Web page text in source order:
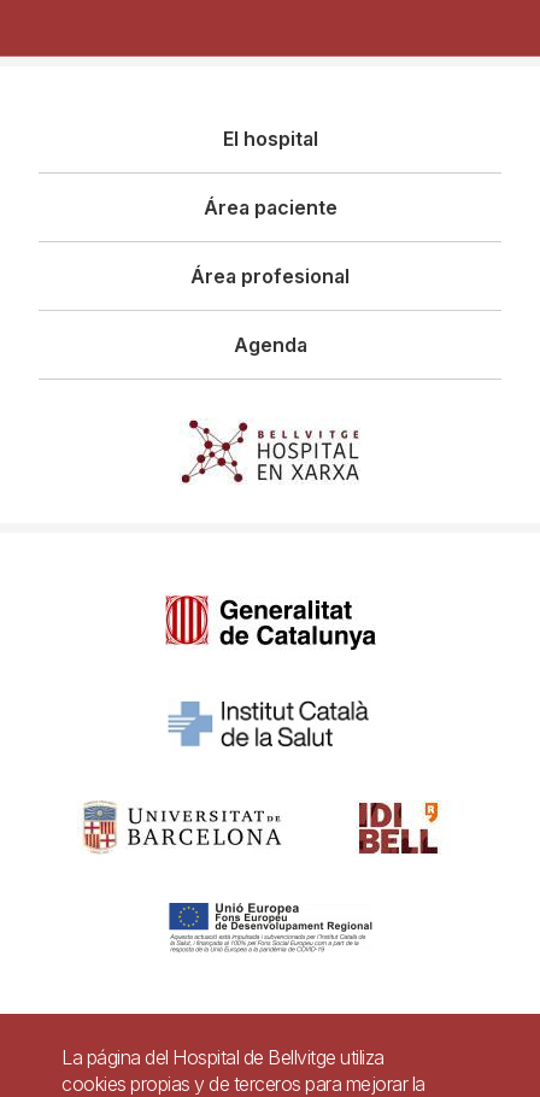
principal
El hospital
Área paciente
Área profesional
Agenda
Pie
Contacto
La página del Hospital de Bellvitge utiliza
cookies propias y de terceros para mejorar la